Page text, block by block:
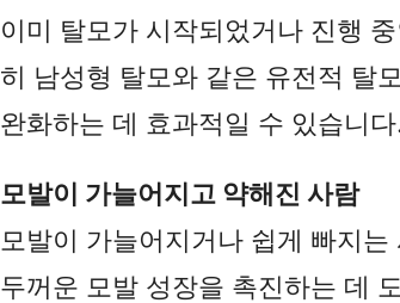
이미 탈모가 시작되었거나 진행
히 남성형 탈모와 같은 유전적 탈
완화하는 데 효과적일 수 있습니
모발이 가늘어지고 약해진 사람
모발이 가늘어지거나 쉽게 빠지
두꺼운 모발 성장을 촉진하는 데